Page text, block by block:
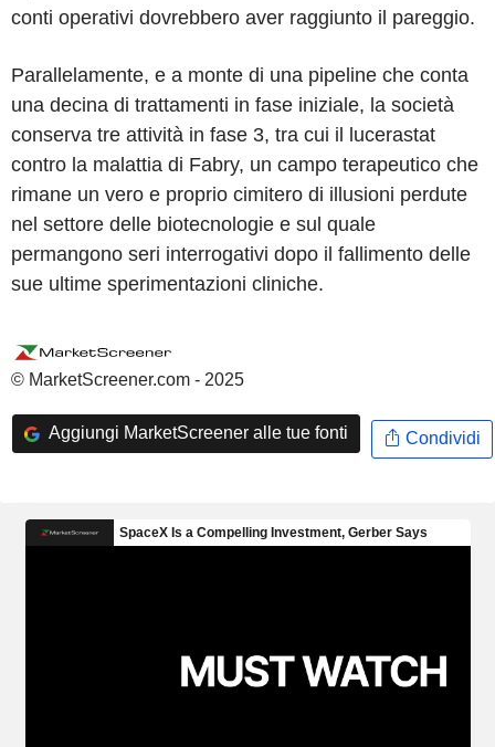
conti operativi dovrebbero aver raggiunto il pareggio.
Parallelamente, e a monte di una pipeline che conta
una decina di trattamenti in fase iniziale, la società
conserva tre attività in fase 3, tra cui il lucerastat
contro la malattia di Fabry, un campo terapeutico che
rimane un vero e proprio cimitero di illusioni perdute
nel settore delle biotecnologie e sul quale
permangono seri interrogativi dopo il fallimento delle
sue ultime sperimentazioni cliniche.
© MarketScreener.com - 2025
Aggiungi MarketScreener alle tue fonti Condividi